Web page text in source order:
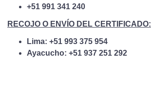
+51 991 341 240
RECOJO O ENVÍO DEL CERTIFICADO:
Lima: +51 993 375 954
Ayacucho: +51 937 251 292